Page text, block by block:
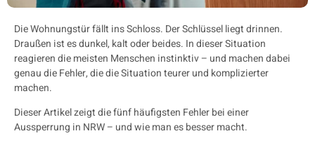
Die Wohnungstür fällt ins Schloss. Der Schlüssel liegt drinnen.
Draußen ist es dunkel, kalt oder beides. In dieser Situation
reagieren die meisten Menschen instinktiv – und machen dabei
genau die Fehler, die die Situation teurer und komplizierter
machen.
Dieser Artikel zeigt die fünf häufigsten Fehler bei einer
Aussperrung in NRW – und wie man es besser macht.